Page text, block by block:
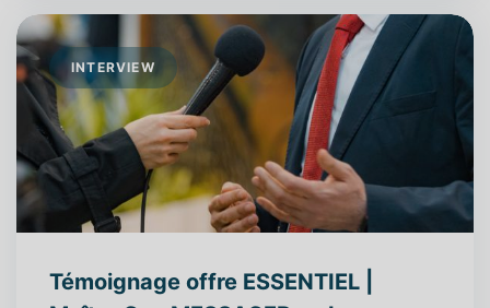
INTERVIEW
Témoignage offre ESSENTIEL |